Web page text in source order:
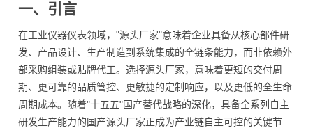
一、引言
在工业仪器仪表领域，"源头厂家"意味着企业具备从核心部件研
发、产品设计、生产制造到系统集成的全链条能力，而非依赖外
部采购组装或贴牌代工。选择源头厂家，意味着更短的交付周
期、更可靠的品质管控、更敏捷的定制响应，以及更低的全生命
周期成本。随着"十五五"国产替代战略的深化，具备全系列自主
研发生产能力的国产源头厂家正成为产业链自主可控的关键节